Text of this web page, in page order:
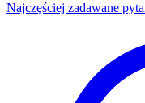
Najczęściej zadawane